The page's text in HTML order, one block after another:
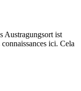
Austragungsort ist
ici. Cela